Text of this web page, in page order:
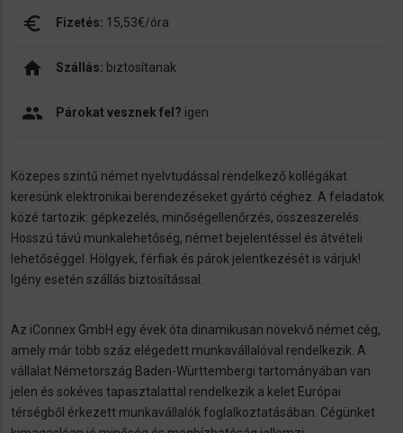
euro_symbol Fizetés: 15,53€/óra
home Szállás: biztosítanak
people Párokat vesznek fel? igen
Közepes szintű német nyelvtudással rendelkező kollégákat
keresünk elektronikai berendezéseket gyártó céghez. A feladatok
közé tartozik: gépkezelés, minőségellenőrzés, összeszerelés.
Hosszú távú munkalehetőség, német bejelentéssel és átvételi
lehetőséggel. Hölgyek, férfiak és párok jelentkezését is várjuk!
Igény esetén szállás biztosítással.
Az iConnex GmbH egy évek óta dinamikusan növekvő német cég,
amely már több száz elégedett munkavállalóval rendelkezik. A
vállalat Németország Baden-Württembergi tartományában van
jelen és sokéves tapasztalattal rendelkezik a kelet Európai
térségből érkezett munkavállalók foglalkoztatásában. Cégünket